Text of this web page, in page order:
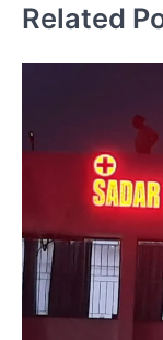
Related